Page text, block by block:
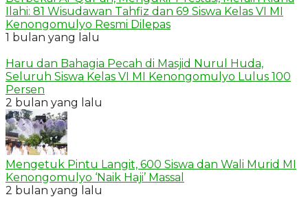
Ilahi: 81 Wisudawan Tahfiz dan 69 Siswa Kelas VI MI
Kenongomulyo Resmi Dilepas
1 bulan yang lalu
Haru dan Bahagia Pecah di Masjid Nurul Huda,
Seluruh Siswa Kelas VI MI Kenongomulyo Lulus 100
Persen
2 bulan yang lalu
Mengetuk Pintu Langit, 600 Siswa dan Wali Murid MI
Kenongomulyo ‘Naik Haji’ Massal
2 bulan yang lalu